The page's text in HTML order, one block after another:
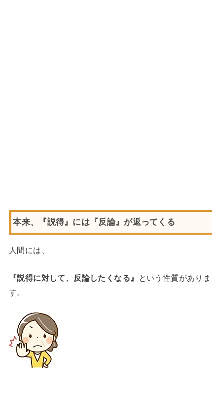
本来、『説得』には『反論』が返ってくる
人間には、
『説得に対して、反論したくなる』
という性質がありま
す。